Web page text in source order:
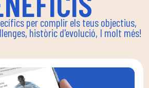
per complir els teus objectius,
històric d'evolució, I molt més!